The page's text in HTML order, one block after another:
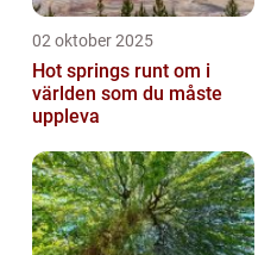
02 oktober 2025
Hot springs runt om i
världen som du måste
uppleva